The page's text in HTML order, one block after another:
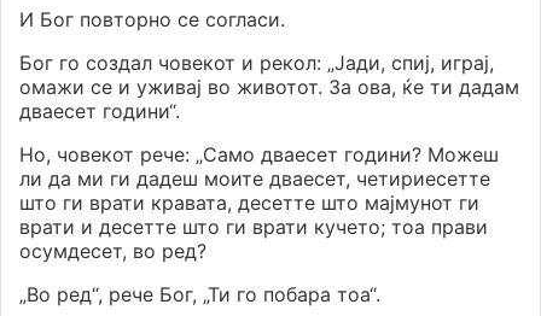
И Бог повторно се согласи.
Бог го создал човекот и рекол: „Јади, спиј, играј,
омажи се и уживај во животот. За ова, ќе ти дадам
дваесет години“.
Но, човекот рече: „Само дваесет години? Можеш
ли да ми ги дадеш моите дваесет, четириесетте
што ги врати кравата, десетте што мајмунот ги
врати и десетте што ги врати кучето; тоа прави
осумдесет, во ред?
„Во ред“, рече Бог, „Ти го побара тоа“.